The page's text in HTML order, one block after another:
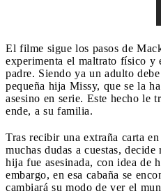
El filme sigue los pasos de
experimenta el maltrato físico y
padre. Siendo ya un adulto
pequeña hija Missy, que se la
asesino en serie. Este hecho le
ende, a su familia.
Tras recibir una extraña carta
muchas dudas a cuestas,
hija fue asesinada, con idea de
embargo, en esa cabaña se
cambiará su modo de ver el